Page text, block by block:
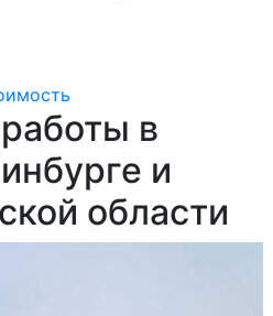
в
и
области